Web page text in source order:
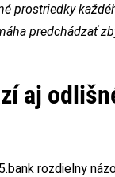
prostriedky
predchádzať
aj
rozdielny